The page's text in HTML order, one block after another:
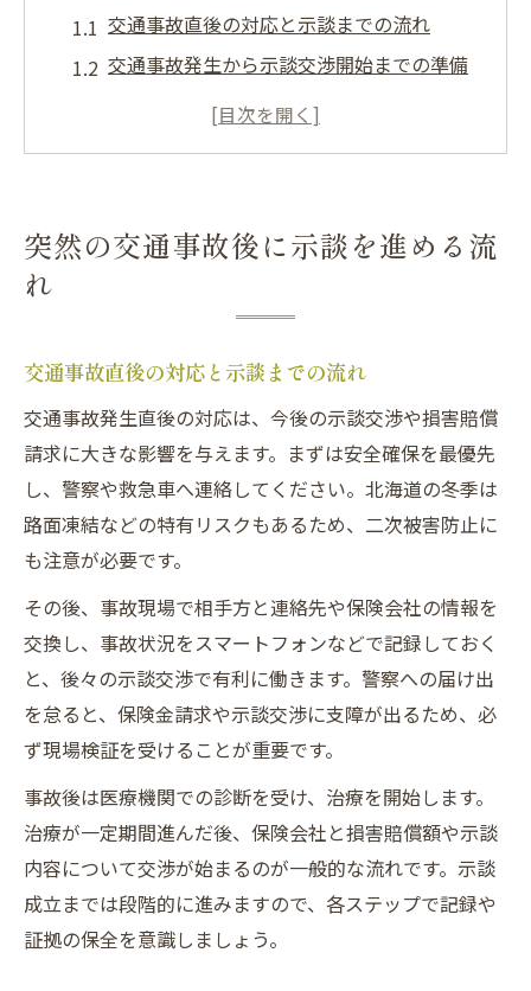
交通事故直後の対応と示談までの流れ
交通事故発生から示談交渉開始までの準備
交通事故被害者が知っておくべき示談交渉
北海道で示談交渉を有利に進める秘訣
法
交通事故被害者が納得するための情報収集
術
交通事故で損をしないための主張ポイント
交通事故の示談金相場を知って交渉力を強
化
納得のいく損害賠償を得るためのポイント
交通事故で適正な損害賠償を受け取る秘訣
交通事故の損害賠償請求時に確認すべき点
交通事故による後遺障害認定と賠償の関係
交通事故被害者のための慰謝料請求のコツ
示談で注意すべき保険会社対応の実際
交通事故の示談で保険会社対応時の注意点
交通事故示談交渉中に押さえるべき保険知
突然の交通事故後に示談を進める流
れ
交通事故直後の対応と示談までの流れ
交通事故発生直後の対応は、今後の示談交渉や損害賠償
請求に大きな影響を与えます。まずは安全確保を最優先
し、警察や救急車へ連絡してください。北海道の冬季は
路面凍結などの特有リスクもあるため、二次被害防止に
も注意が必要です。
その後、事故現場で相手方と連絡先や保険会社の情報を
交換し、事故状況をスマートフォンなどで記録しておく
と、後々の示談交渉で有利に働きます。警察への届け出
を怠ると、保険金請求や示談交渉に支障が出るため、必
ず現場検証を受けることが重要です。
事故後は医療機関での診断を受け、治療を開始します。
治療が一定期間進んだ後、保険会社と損害賠償額や示談
内容について交渉が始まるのが一般的な流れです。示談
成立までは段階的に進みますので、各ステップで記録や
証拠の保全を意識しましょう。